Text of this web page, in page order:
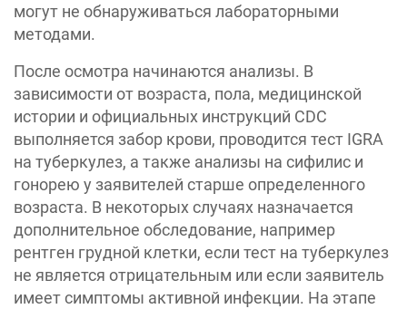
могут не обнаруживаться лабораторными
методами.
После осмотра начинаются анализы. В
зависимости от возраста, пола, медицинской
истории и официальных инструкций CDC
выполняется забор крови, проводится тест IGRA
на туберкулез, а также анализы на сифилис и
гонорею у заявителей старше определенного
возраста. В некоторых случаях назначается
дополнительное обследование, например
рентген грудной клетки, если тест на туберкулез
не является отрицательным или если заявитель
имеет симптомы активной инфекции. На этапе